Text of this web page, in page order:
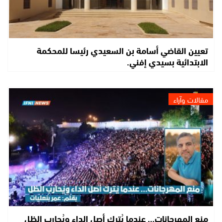
تعيين القاضي أسامة بن السعيدي رئيسا للمحكمة
الابتدائية بسيدي إفني.
مقالات وآراء
منع المهرجانات… عندما يُترك أصل الداء ويُحارب الظل